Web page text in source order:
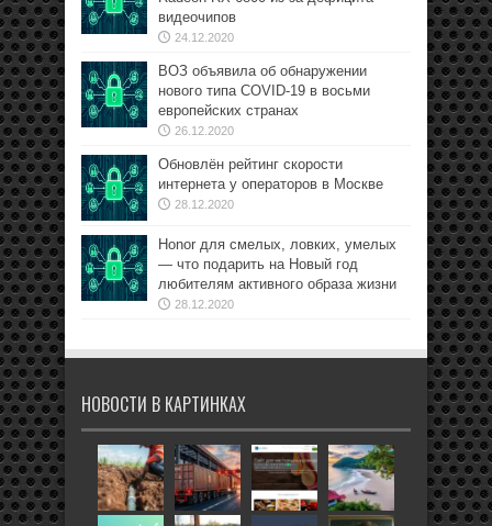
видеочипов
24.12.2020
ВОЗ объявила об обнаружении
нового типа COVID-19 в восьми
европейских странах
26.12.2020
Обновлён рейтинг скорости
интернета у операторов в Москве
28.12.2020
Honor для смелых, ловких, умелых
— что подарить на Новый год
любителям активного образа жизни
28.12.2020
НОВОСТИ В КАРТИНКАХ